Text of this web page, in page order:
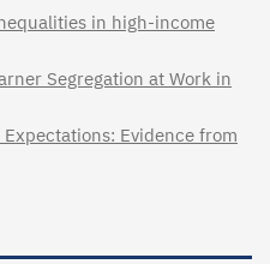
in high-income
Segregation at Work in
Evidence from